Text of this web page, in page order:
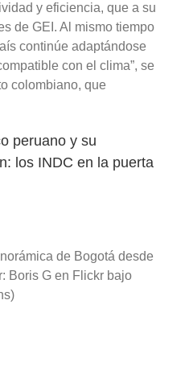
y eficiencia, que a su
de GEI. Al mismo tiempo
continúe adaptándose
con el clima”, se
colombiano, que
peruano y su
los INDC en la puerta
de Bogotá desde
Boris G en Flickr bajo